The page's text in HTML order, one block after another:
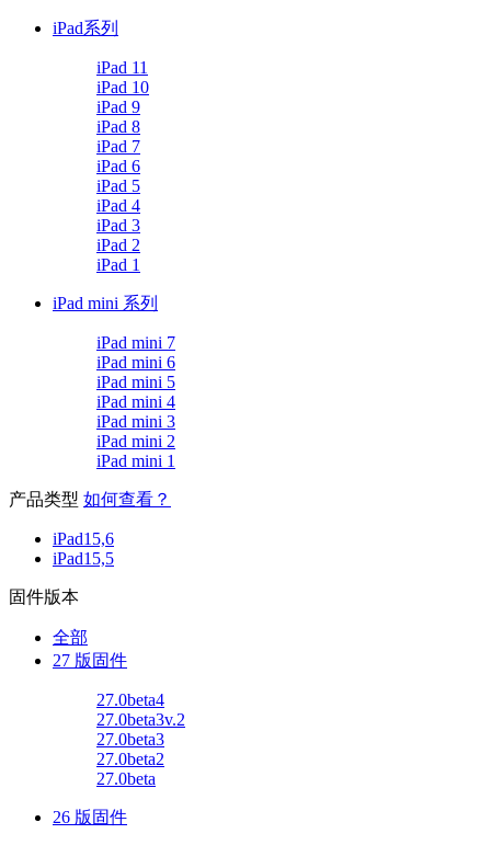
iPad系列
iPad 11
iPad 10
iPad 9
iPad 8
iPad 7
iPad 6
iPad 5
iPad 4
iPad 3
iPad 2
iPad 1
iPad mini 系列
iPad mini 7
iPad mini 6
iPad mini 5
iPad mini 4
iPad mini 3
iPad mini 2
iPad mini 1
产品类型 如何查看？
iPad15,6
iPad15,5
固件版本
全部
27 版固件
27.0beta4
27.0beta3v.2
27.0beta3
27.0beta2
27.0beta
26 版固件